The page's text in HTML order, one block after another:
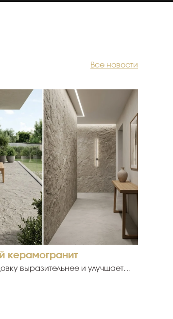
Все новости
керамогранит
выразительнее и улучшает